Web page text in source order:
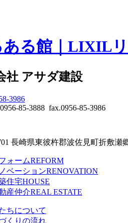
ある館｜LIXIL
社 アサダ建設
3986
85-3888 fax.0956-85-3986
長崎県東彼杵郡波佐見町折敷瀬
ォームREFORM
ベーションRENOVATION
住宅HOUSE
産仲介REAL ESTATE
ちについて
くりの流れ